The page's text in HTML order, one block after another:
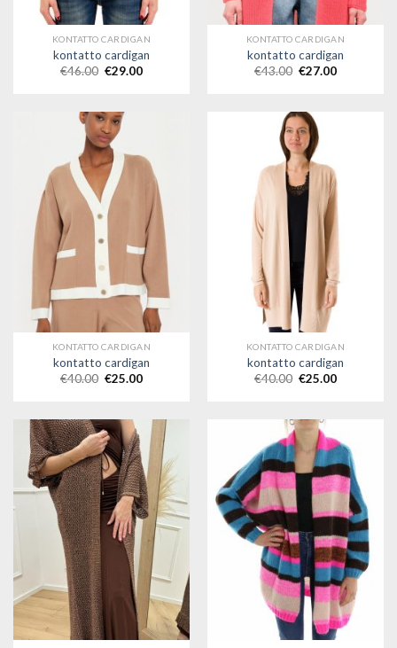
KONTATTO CARDIGAN
kontatto cardigan
€46.00 €29.00
KONTATTO CARDIGAN
kontatto cardigan
€43.00 €27.00
KONTATTO CARDIGAN
kontatto cardigan
€40.00 €25.00
KONTATTO CARDIGAN
kontatto cardigan
€40.00 €25.00